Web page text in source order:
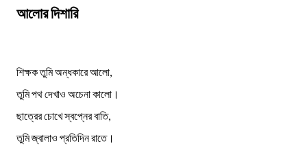
আলোর দিশারি
শিক্ষক তুমি অন্ধকারে আলো,
তুমি পথ দেখাও অচেনা কালো।
ছাত্রের চোখে স্বপ্নের বাতি,
তুমি জ্বালাও প্রতিদিন রাতে।